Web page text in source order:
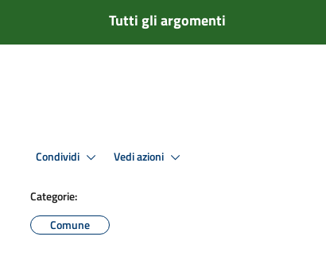
Tutti gli argomenti
Condividi Vedi azioni
Categorie:
Comune